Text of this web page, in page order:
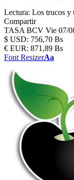
Lectura: Los trucos y
Compartir
TASA BCV Vie 07/
$ USD: 756,70 Bs
€ EUR: 871,89 Bs
Font ResizerAa